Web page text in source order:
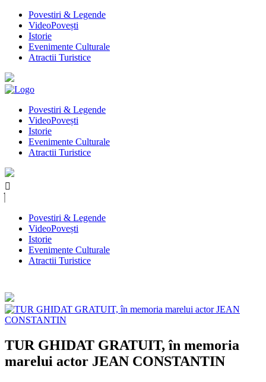
Povestiri & Legende
VideoPovești
Istorie
Evenimente Culturale
Atractii Turistice
Povestiri & Legende
VideoPovești
Istorie
Evenimente Culturale
Atractii Turistice
Povestiri & Legende
VideoPovești
Istorie
Evenimente Culturale
Atractii Turistice
TUR GHIDAT GRATUIT, în memoria
marelui actor JEAN CONSTANTIN